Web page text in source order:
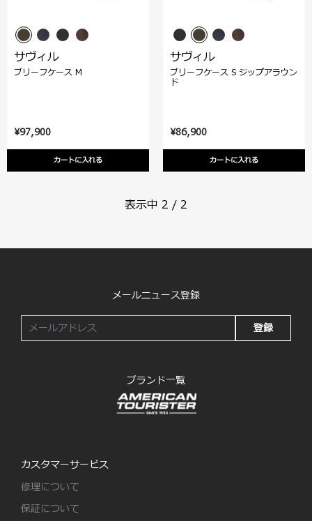
¥97,900
カートに入れる
サヴィル
ブリーフケース M
¥86,900
カートに入れる
サヴィル
ブリーフケース S ジップアラウン
ド
表示中 2 / 2
メールニュース登録
登録
ブランド一覧
カスタマーサービス
修理について
保証について